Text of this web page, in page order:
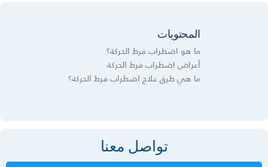
المحتويات
ما هو اضطراب فرط الحركة؟
أعراض اضطراب فرط الحركة
ما هي طرق علاج اضطراب فرط الحركة؟
تواصل معنا